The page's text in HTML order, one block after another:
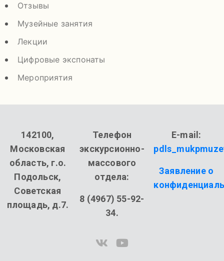
Отзывы
Музейные занятия
Лекции
Цифровые экспонаты
Мероприятия
142100,
Московская
область, г.о.
Подольск,
Советская
площадь, д.7.
Телефон
экскурсионно-
массового
отдела:
8 (4967) 55-92-
34.
E-mail:
Заявление о